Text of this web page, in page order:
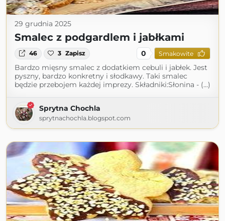
29 grudnia 2025
Smalec z podgardlem i jabłkami
46 3 Zapisz 0 Smakowite
Bardzo mięsny smalec z dodatkiem cebuli i jabłek. Jest
pyszny, bardzo konkretny i słodkawy. Taki smalec
będzie przebojem każdej imprezy. Składniki:Słonina - (...)
Sprytna Chochla
sprytnachochla.blogspot.com